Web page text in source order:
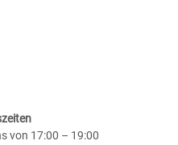
von 17:00 – 19:00